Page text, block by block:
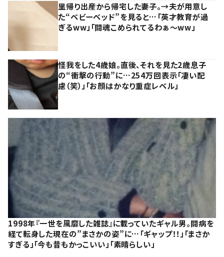
里帰り出産から帰宅した妻子。→夫が用意し
た“ベビーベッド”を見ると…「英才教育が過
ぎるww」「闘魂こめられてるわぁ～ww」
怪我をした4歳娘。直後、それを見た2歳息子
の“衝撃の行動”に…254万回表示「凄い配
慮（笑）」「お顔はかなり重症レベル」
1998年『一世を風靡した雑誌』に載っていたギャル男。闘病を
経て転身した現在の”まさかの姿”に…「ギャップ！！」「まさか
すぎる」「今も昔もかっこいい」「素晴らしい」